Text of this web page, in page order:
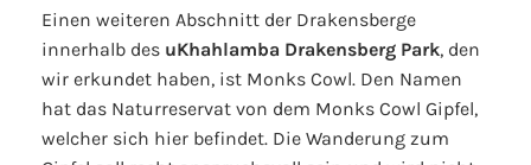
Einen weiteren Abschnitt der Drakensberge
innerhalb des uKhahlamba Drakensberg Park, den
wir erkundet haben, ist Monks Cowl. Den Namen
hat das Naturreservat von dem Monks Cowl Gipfel,
welcher sich hier befindet. Die Wanderung zum